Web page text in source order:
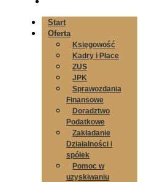
Start
Oferta
Księgowość
Kadry i Płace
ZUS
JPK
Sprawozdania
Finansowe
Doradztwo
Podatkowe
Zakładanie
Działalności i
spółek
Pomoc w
uzyskiwaniu